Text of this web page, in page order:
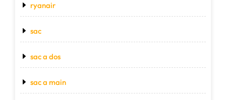
ryanair
sac
sac a dos
sac a main